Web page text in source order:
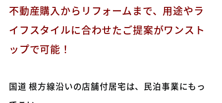
不動産購入からリフォームまで、用途やラ
イフスタイルに合わせたご提案がワンスト
ップで可能！
国道 根方線沿いの店舗付居宅は、民泊事業にもっ